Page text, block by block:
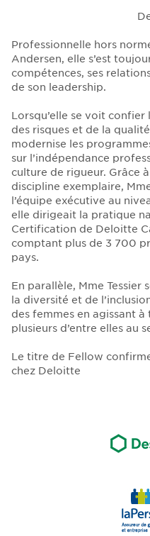
Professionnelle hors
Andersen, elle s’est
compétences, ses
de son leadership.
Lorsqu’elle se voit
des risques et de la
modernise les
sur l’indépendance
culture de rigueur. Grâce
discipline exemplaire,
l’équipe exécutive au
elle dirigeait la pratique
Certification de Deloitte
comptant plus de 3 700
pays.
En parallèle, Mme Tessier
la diversité et de
des femmes en agissant
plusieurs d’entre elles au
Le titre de Fellow
chez Deloitte